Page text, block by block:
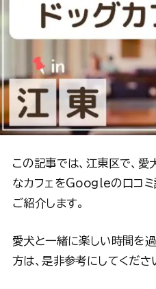
この記事では、江東区で、
なカフェをGoogleの口コミ
ご紹介します。
愛犬と一緒に楽しい時間を
方は、是非参考にしてくださ